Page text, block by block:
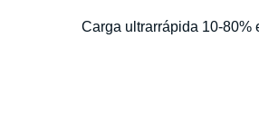
Carga ultrarrápida 10-80%